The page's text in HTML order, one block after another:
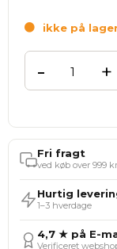
ikke på
+
-
Fri fragt
ved køb over 999
Hurtig
1–3 hverdage
4,7 ★ på E-
Verificeret